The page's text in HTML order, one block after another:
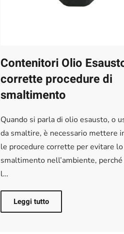
Contenitori Olio
corrette procedure di
smaltimento
Quando si parla di olio esausto, o
da smaltire, è necessario mettere
le procedure corrette per evitare lo
smaltimento nell’ambiente, perché
l…
Leggi tutto